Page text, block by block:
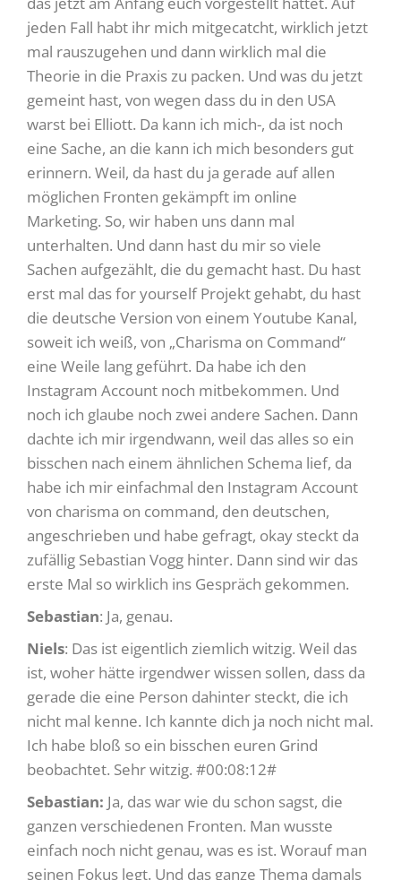
jeden Fall habt ihr mich mitgecatcht, wirklich jetzt
mal rauszugehen und dann wirklich mal die
Theorie in die Praxis zu packen. Und was du jetzt
gemeint hast, von wegen dass du in den USA
warst bei Elliott. Da kann ich mich-, da ist noch
eine Sache, an die kann ich mich besonders gut
erinnern. Weil, da hast du ja gerade auf allen
möglichen Fronten gekämpft im online
Marketing. So, wir haben uns dann mal
unterhalten. Und dann hast du mir so viele
Sachen aufgezählt, die du gemacht hast. Du hast
erst mal das for yourself Projekt gehabt, du hast
die deutsche Version von einem Youtube Kanal,
soweit ich weiß, von „Charisma on Command“
eine Weile lang geführt. Da habe ich den
Instagram Account noch mitbekommen. Und
noch ich glaube noch zwei andere Sachen. Dann
dachte ich mir irgendwann, weil das alles so ein
bisschen nach einem ähnlichen Schema lief, da
habe ich mir einfachmal den Instagram Account
von charisma on command, den deutschen,
angeschrieben und habe gefragt, okay steckt da
zufällig Sebastian Vogg hinter. Dann sind wir das
erste Mal so wirklich ins Gespräch gekommen.
Sebastian: Ja, genau.
Niels: Das ist eigentlich ziemlich witzig. Weil das
ist, woher hätte irgendwer wissen sollen, dass da
gerade die eine Person dahinter steckt, die ich
nicht mal kenne. Ich kannte dich ja noch nicht mal.
Ich habe bloß so ein bisschen euren Grind
beobachtet. Sehr witzig. #00:08:12#
Sebastian: Ja, das war wie du schon sagst, die
ganzen verschiedenen Fronten. Man wusste
einfach noch nicht genau, was es ist. Worauf man
seinen Fokus legt. Und das ganze Thema damals